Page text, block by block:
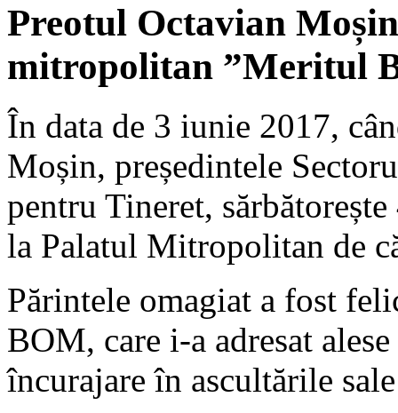
Preotul Octavian
mitropolitan ”Meritul
În data de 3 iunie 2017,
Moșin, președintele
pentru Tineret,
la Palatul Mitropolitan de
Părintele omagiat a fost
BOM, care i-a adresat
încurajare în ascultările